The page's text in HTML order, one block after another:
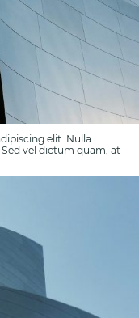
elit. Nulla
vel dictum quam, at